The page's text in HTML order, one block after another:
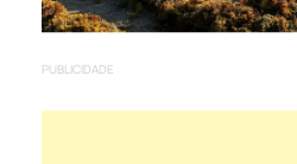
PUBLICIDADE